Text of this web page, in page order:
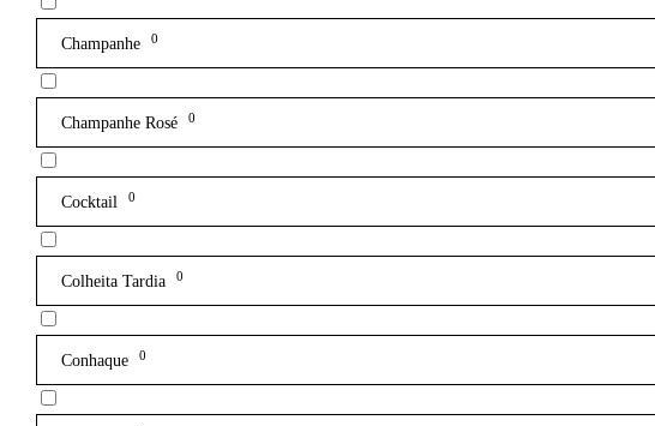
Champanhe 0
Champanhe Rosé 0
Cocktail 0
Colheita Tardia 0
Conhaque 0